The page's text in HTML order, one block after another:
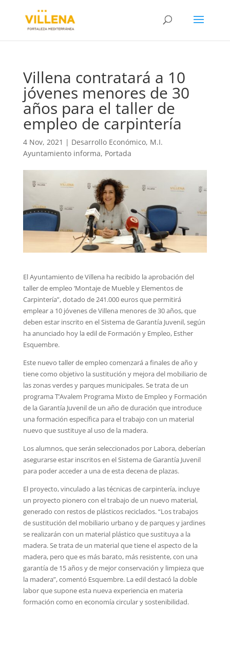
Villena contratará a 10
jóvenes menores de 30
años para el taller de
empleo de carpintería
4 Nov, 2021 | Desarrollo Económico, M.I.
Ayuntamiento informa, Portada
El Ayuntamiento de Villena ha recibido la aprobación del
taller de empleo ‘Montaje de Mueble y Elementos de
Carpintería”, dotado de 241.000 euros que permitirá
emplear a 10 jóvenes de Villena menores de 30 años, que
deben estar inscrito en el Sistema de Garantía Juvenil, según
ha anunciado hoy la edil de Formación y Empleo, Esther
Esquembre.
Este nuevo taller de empleo comenzará a finales de año y
tiene como objetivo la sustitución y mejora del mobiliario de
las zonas verdes y parques municipales. Se trata de un
programa T’Avalem Programa Mixto de Empleo y Formación
de la Garantía Juvenil de un año de duración que introduce
una formación específica para el trabajo con un material
nuevo que sustituye al uso de la madera.
Los alumnos, que serán seleccionados por Labora, deberían
asegurarse estar inscritos en el Sistema de Garantía Juvenil
para poder acceder a una de esta decena de plazas.
El proyecto, vinculado a las técnicas de carpintería, incluye
un proyecto pionero con el trabajo de un nuevo material,
generado con restos de plásticos reciclados. “Los trabajos
de sustitución del mobiliario urbano y de parques y jardines
se realizarán con un material plástico que sustituya a la
madera. Se trata de un material que tiene el aspecto de la
madera, pero que es más barato, más resistente, con una
garantía de 15 años y de mejor conservación y limpieza que
la madera”, comentó Esquembre. La edil destacó la doble
labor que supone esta nueva experiencia en materia
formación como en economía circular y sostenibilidad.